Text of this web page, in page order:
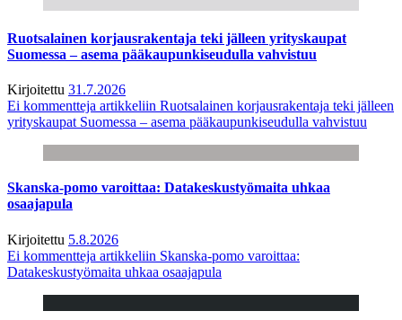
Ruotsalainen korjausrakentaja teki jälleen yrityskaupat
Suomessa – asema pääkaupunkiseudulla vahvistuu
Kirjoitettu 31.7.2026
Ei kommentteja artikkeliin Ruotsalainen korjausrakentaja teki jälleen
yrityskaupat Suomessa – asema pääkaupunkiseudulla vahvistuu
Skanska-pomo varoittaa: Datakeskustyömaita uhkaa
osaajapula
Kirjoitettu 5.8.2026
Ei kommentteja artikkeliin Skanska-pomo varoittaa:
Datakeskustyömaita uhkaa osaajapula